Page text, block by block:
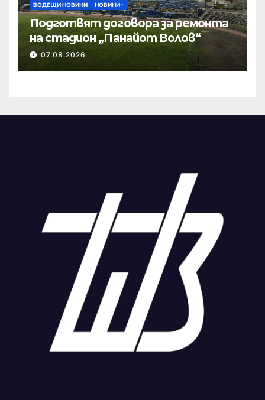
ВОДЕЩИ НОВИНИ НОВИНИ+
Подготвят договора за ремонта
на стадион „Панайот Волов“
07.08.2026